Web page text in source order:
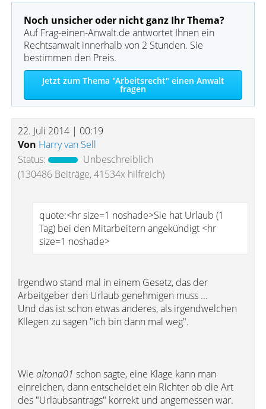
Noch unsicher oder nicht ganz Ihr Thema?
Auf Frag-einen-Anwalt.de antwortet Ihnen ein
Rechtsanwalt innerhalb von 2 Stunden. Sie
bestimmen den Preis.
Jetzt zum Thema "Arbeitsrecht" einen Anwalt
fragen
22. Juli 2014 | 00:19
Von Harry van Sell
Status:
Unbeschreiblich
(130486 Beiträge, 41534x hilfreich)
quote:<hr size=1 noshade>Sie hat Urlaub (1
Tag) bei den Mitarbeitern angekündigt <hr
size=1 noshade>
Irgendwo stand mal in einem Gesetz, das der
Arbeitgeber den Urlaub genehmigen muss ...
Und das ist schon etwas anderes, als irgendwelchen
Kllegen zu sagen "ich bin dann mal weg".
Wie altona01 schon sagte, eine Klage kann man
einreichen, dann entscheidet ein Richter ob die Art
des "Urlaubsantrags" korrekt und angemessen war.